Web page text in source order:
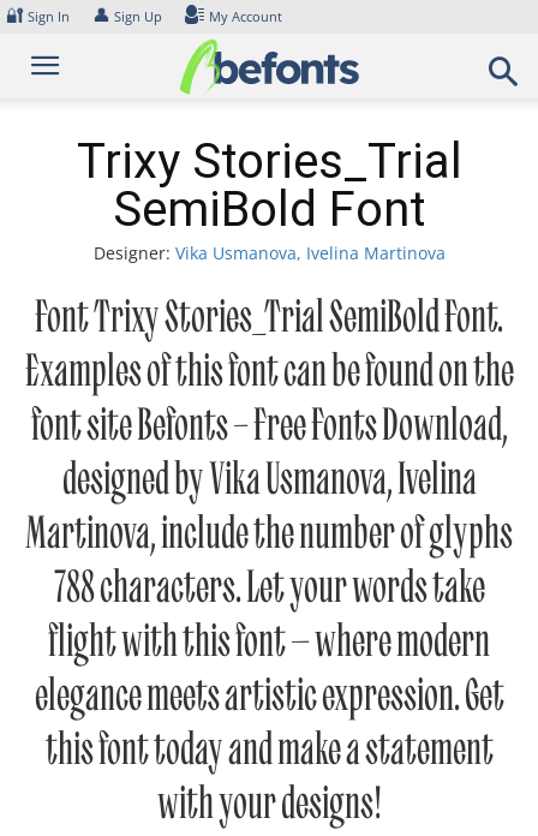
Skip
content
🔐 Sign In 👤 Sign Up My Account
Trixy Stories_Trial
SemiBold Font
Designer: Vika Usmanova, Ivelina Martinova
Font Trixy Stories_Trial SemiBold Font.
Examples of this font can be found on the
font site Befonts – Free Fonts Download,
designed by Vika Usmanova, Ivelina
Martinova, include the number of glyphs
788 characters. Let your words take
flight with this font — where modern
elegance meets artistic expression. Get
this font today and make a statement
with your designs!